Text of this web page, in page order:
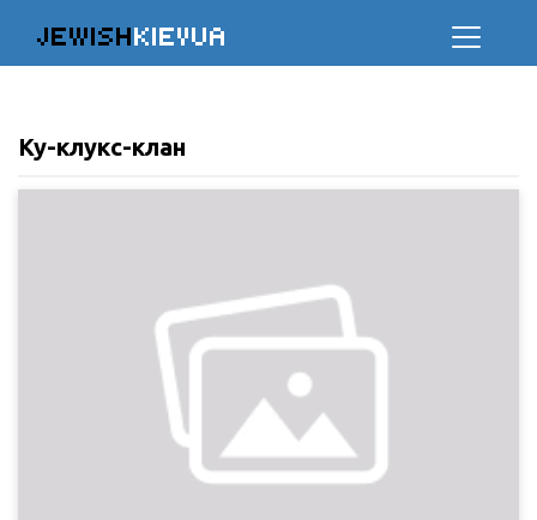
JEWISHKIEVUA
Ку-клукс-клан